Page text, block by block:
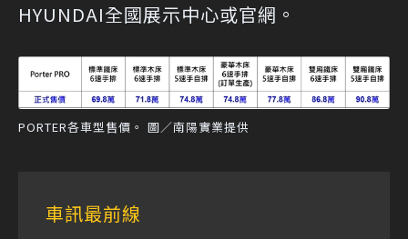
HYUNDAI全國展示中心或官網。
PORTER各車型售價。 圖／南陽實業提供
車訊最前線